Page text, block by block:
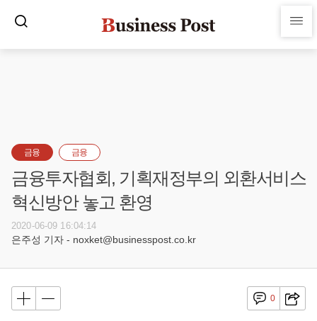
금융 금융
금융투자협회, 기획재정부의 외환서비스
혁신방안 놓고 환영
2020-06-09 16:04:14
은주성 기자 - noxket@businesspost.co.kr
0